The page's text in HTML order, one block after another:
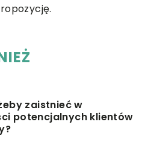
zaistnieć w
potencjalnych klientów